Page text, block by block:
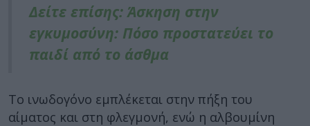
Δείτε επίσης: Άσκηση στην
εγκυμοσύνη: Πόσο προστατεύει το
παιδί από το άσθμα
Το ινωδογόνο εμπλέκεται στην πήξη του
αίματος και στη φλεγμονή, ενώ η αλβουμίνη